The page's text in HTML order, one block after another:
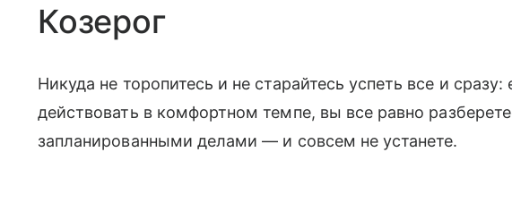
Козерог
Никуда не торопитесь и не старайтесь успеть все и
действовать в комфортном темпе, вы все равно
запланированными делами — и совсем не устанете.